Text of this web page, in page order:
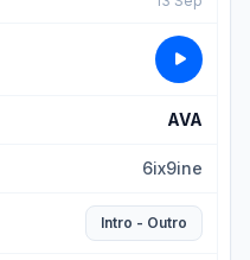
AVA
6ix9ine
Intro - Outro